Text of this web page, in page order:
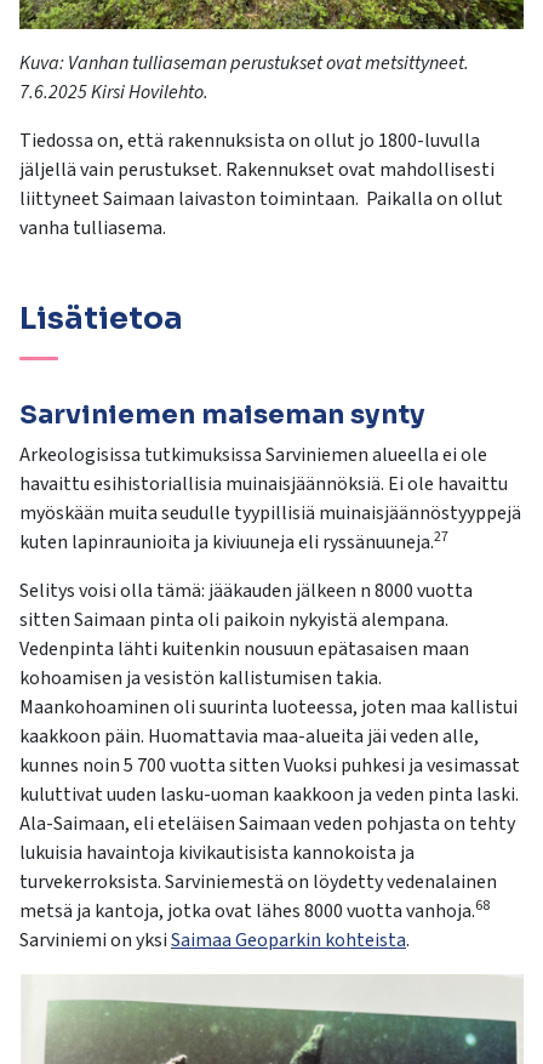
Kuva:Vanhan tulliaseman perustukset ovat metsittyneet.
7.6.2025 Kirsi Hovilehto.
Tiedossa on, että rakennuksista on ollut jo 1800-luvulla
jäljellä vain perustukset. Rakennukset ovatmahdollisesti
liittyneet Saimaan laivaston toimintaan. Paikallaonollut
vanha tulliasema.
Lisätietoa
Sarviniemen maiseman synty
Arkeologisissa tutkimuksissa Sarviniemen alueella ei ole
havaittu esihistoriallisia muinaisjäännöksiä. Ei ole havaittu
myöskään muita seudulle tyypillisiä muinaisjäännöstyyppejä
kuten lapinraunioita ja kiviuuneja eli ryssänuuneja.27
Selitys voisi olla tämä: jääkauden jälkeen n 8000 vuotta
sitten Saimaan pinta oli paikoin nykyistä alempana.
Vedenpinta lähti kuitenkin nousuun epätasaisen maan
kohoamisen ja vesistön kallistumisen takia.
Maankohoaminen oli suurinta luoteessa, joten maa kallistui
kaakkoon päin. Huomattavia maa-alueita jäi veden alle,
kunnes noin 5 700 vuotta sitten Vuoksi puhkesi ja vesimassat
kuluttivat uuden lasku-uoman kaakkoon ja veden pinta laski.
Ala-Saimaan, eli eteläisen Saimaan veden pohjasta on tehty
lukuisia havaintoja kivikautisista kannokoista ja
turvekerroksista. Sarviniemestä on löydetty vedenalainen
metsä ja kantoja, jotka ovat lähes 8000 vuotta vanhoja.68
Sarviniemi on yksiSaimaa Geoparkin kohteista.